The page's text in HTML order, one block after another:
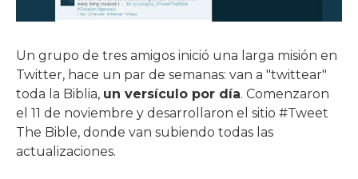
Un grupo de tres amigos inició una larga misión en
Twitter, hace un par de semanas: van a "twittear"
toda la Biblia, un versículo por día. Comenzaron
el 11 de noviembre y desarrollaron el sitio #Tweet
The Bible, donde van subiendo todas las
actualizaciones.